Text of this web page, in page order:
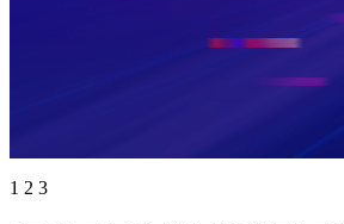
1 2 3